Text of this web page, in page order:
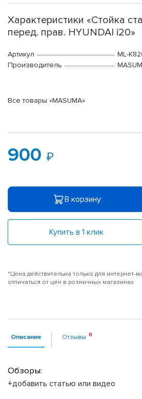
Характеристики «Стойка
перед. прав. HYUNDAI i20»
Артикул
ML-
Производитель
Все товары «MASUMA»
900
В корзину
Купить в 1 клик
*Цена действительна только для интернет-
отличаться от цен в розничных магазинах
Описание Отзывы
Обзоры:
+добавить статью или видео